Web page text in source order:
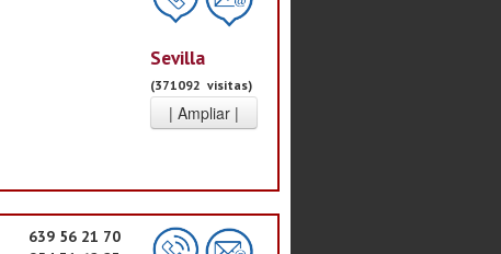
Sevilla
(371092 visitas)
639 56 21 70